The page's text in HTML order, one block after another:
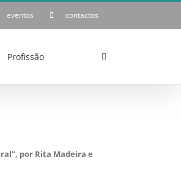
eventos contactos
Profissão
por Rita Madeira e